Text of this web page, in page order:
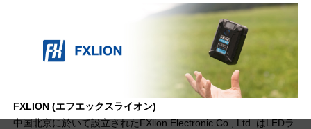
FXLION (エフエックスライオン)
中国北京に於いて設立されたFXlion Electronic Co., Ltd. はLEDラ